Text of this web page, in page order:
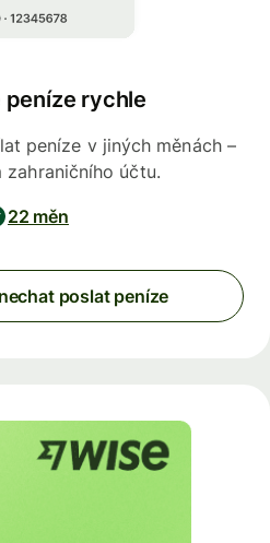
peníze rychle
peníze v jiných měnách –
účtu.
22 měn
poslat peníze